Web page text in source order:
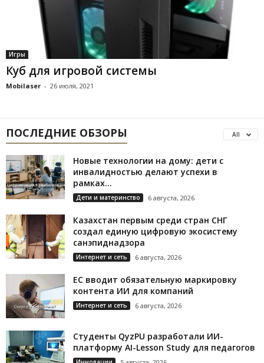
Игры
Куб для игровой системы
Mobilaser - 26 июля, 2021
ПОСЛЕДНИЕ ОБЗОРЫ All
Новые технологии на дому: дети с
инвалидностью делают успехи в
рамках...
Дети и материнство 6 августа, 2026
Казахстан первым среди стран СНГ
создал единую цифровую экосистему
санэпиднадзора
Интернет и сеть 6 августа, 2026
ЕС вводит обязательную маркировку
контента ИИ для компаний
Интернет и сеть 6 августа, 2026
Студенты QyzPU разработали ИИ-
платформу AI-Lesson Study для педагогов